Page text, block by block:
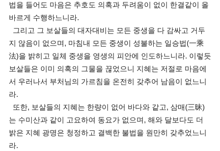
법을 들어도 마음은 추호도 의혹과 두려움이 없이 한결같이 올
바르게 수행하느니라.
그리고 그 보살들의 대자대비는 모든 중생을 다 감싸고 거두
지 않음이 없으며, 마침내 모든 중생이 성불하는 일승법(一乘
法)을 밝히고 일체 중생을 영생의 피안에 인도하느니라. 이렇듯
보살들은 이미 의혹의 그물을 끊었으니 지혜는 저절로 마음에
서 우러나서 부처님의 가르침을 온전히 갖추어 남음이 없느니
라.
또한, 보살들의 지혜는 한량이 없어 바다와 같고, 삼매(三昧)
는 수미산과 같이 고요하여 동요가 없으며, 해와 달보다도 더
밝은 지혜 광명은 청정하고 결백한 불법을 원만히 갖추었느니
라.